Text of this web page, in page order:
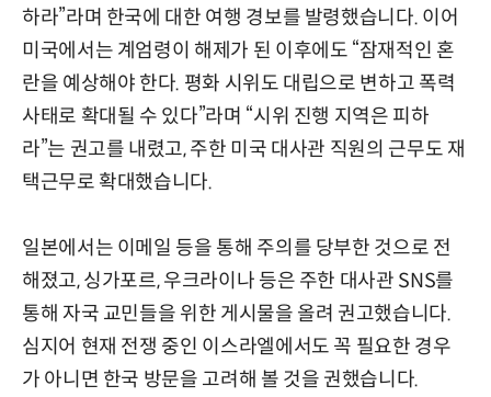
하라”라며 한국에 대한 여행 경보를 발령했습니다. 이어
미국에서는 계엄령이 해제가 된 이후에도 “잠재적인 혼
란을 예상해야 한다. 평화 시위도 대립으로 변하고 폭력
사태로 확대될 수 있다”라며 “시위 진행 지역은 피하
라”는 권고를 내렸고, 주한 미국 대사관 직원의 근무도 재
택근무로 확대했습니다.
일본에서는 이메일 등을 통해 주의를 당부한 것으로 전
해졌고, 싱가포르, 우크라이나 등은 주한 대사관 SNS를
통해 자국 교민들을 위한 게시물을 올려 권고했습니다.
심지어 현재 전쟁 중인 이스라엘에서도 꼭 필요한 경우
가 아니면 한국 방문을 고려해 볼 것을 권했습니다.